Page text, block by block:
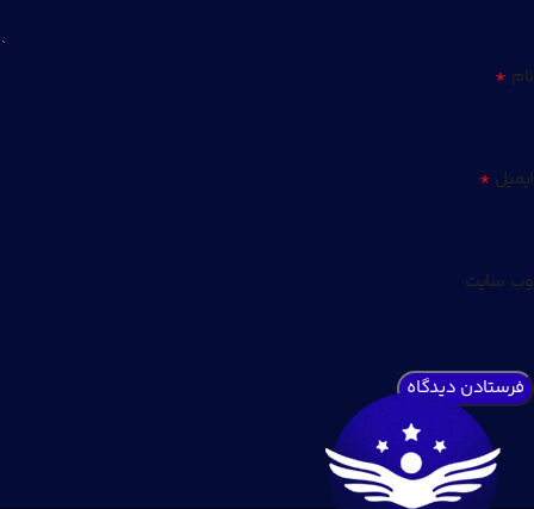
نام *
ایمیل *
وب‌ سایت